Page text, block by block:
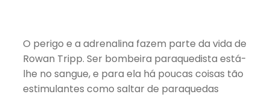
O perigo e a adrenalina fazem parte da vida de
Rowan Tripp. Ser bombeira paraquedista está-
lhe no sangue, e para ela há poucas coisas tão
estimulantes como saltar de paraquedas